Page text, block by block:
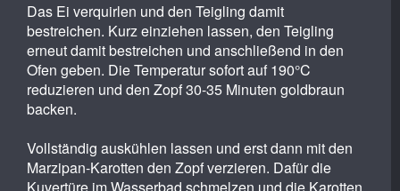
Das Ei verquirlen und den Teigling damit
bestreichen. Kurz einziehen lassen, den Teigling
erneut damit bestreichen und anschließend in den
Ofen geben. Die Temperatur sofort auf 190°C
reduzieren und den Zopf 30-35 Minuten goldbraun
backen.
Vollständig auskühlen lassen und erst dann mit den
Marzipan-Karotten den Zopf verzieren. Dafür die